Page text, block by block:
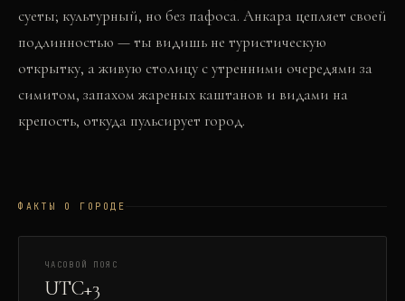
суеты; культурный, но без пафоса. Анкара цепляет своей
подлинностью — ты видишь не туристическую
открытку, а живую столицу с утренними очередями за
симитом, запахом жареных каштанов и видами на
крепость, откуда пульсирует город.
ФАКТЫ О ГОРОДЕ
ЧАСОВОЙ ПОЯС
UTC+3